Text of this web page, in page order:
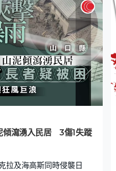
前地震的千葉亦降下暴
甚至在水中動彈不得。千
米長護欄和堤圍損毀。在
和歌山橋本市，一處15米
一些的四國愛媛西條市，
，其中兩人死亡，另一人
最終仍要救援人員協助。
維持山泥傾瀉預警，包括
東海及甲信一帶仍會出現
瀉湧入民居 3傷1失蹤
拉及海高斯同時侵襲日